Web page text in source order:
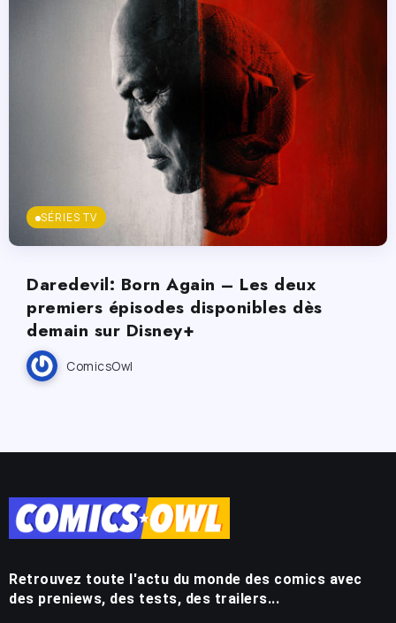
SÉRIES TV
Daredevil: Born Again – Les deux
premiers épisodes disponibles dès
demain sur Disney+
ComicsOwl
Retrouvez toute l'actu du monde des comics avec
des preniews, des tests, des trailers...